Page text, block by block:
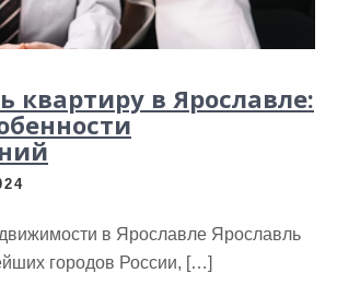
квартиру в Ярославле:
в Ярославле Ярославль
городов России, […]